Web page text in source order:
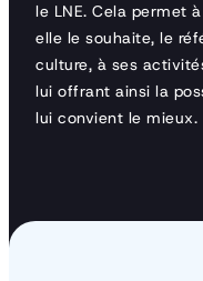
le LNE. Cela permet
elle le souhaite, le
culture, à ses
lui offrant ainsi la
lui convient le mieux.